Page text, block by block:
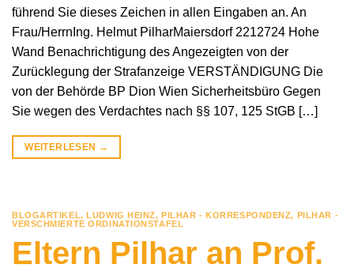
führend Sie dieses Zeichen in allen Eingaben an. An
Frau/HerrnIng. Helmut PilharMaiersdorf 2212724 Hohe
Wand Benachrichtigung des Angezeigten von der
Zurücklegung der Strafanzeige VERSTÄNDIGUNG Die
von der Behörde BP Dion Wien Sicherheitsbüro Gegen
Sie wegen des Verdachtes nach §§ 107, 125 StGB […]
WEITERLESEN →
BLOGARTIKEL,LUDWIG HEINZ,PILHAR - KORRESPONDENZ, PILHAR -
VERSCHMIERTE ORDINATIONSTAFEL
Eltern Pilhar an Prof.